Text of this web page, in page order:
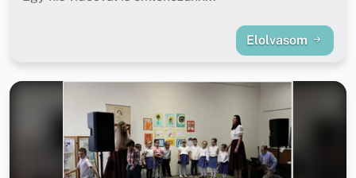
Elolvasom